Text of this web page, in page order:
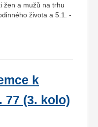
žen a mužů na trhu
života a 5.1. -
k
77 (3. kolo)